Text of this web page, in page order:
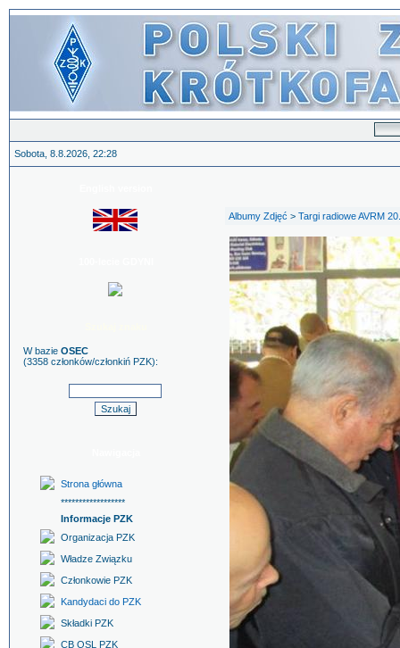
Sobota, 8.8.2026, 22:28
W bazie OSEC
(3358 członków/członkiń PZK):
Strona główna
******************
Informacje PZK
Organizacja PZK
Władze Związku
Członkowie PZK
Kandydaci do PZK
Składki PZK
CB QSL PZK
Albumy Zdjęć > Targi radiowe AVRM